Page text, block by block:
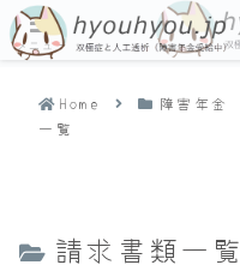
Home 障害年金
一覧
請求書類一覧
メニュー